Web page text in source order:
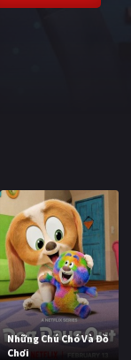
Những Chú Chó Và Đồ
Chơi